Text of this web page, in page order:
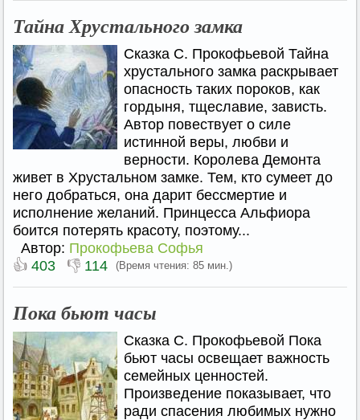
Тайна Хрустального замка
Сказка С. Прокофьевой Тайна
хрустального замка раскрывает
опасность таких пороков, как
гордыня, тщеславие, зависть.
Автор повествует о силе
истинной веры, любви и
верности. Королева Демонта
живет в Хрустальном замке. Тем, кто сумеет до
него добраться, она дарит бессмертие и
исполнение желаний. Принцесса Альфиора
боится потерять красоту, поэтому...
Автор: Прокофьева Софья
👍 403 👎 114 (Время чтения: 85 мин.)
Пока бьют часы
Сказка С. Прокофьевой Пока
бьют часы освещает важность
семейных ценностей.
Произведение показывает, что
ради спасения любимых нужно